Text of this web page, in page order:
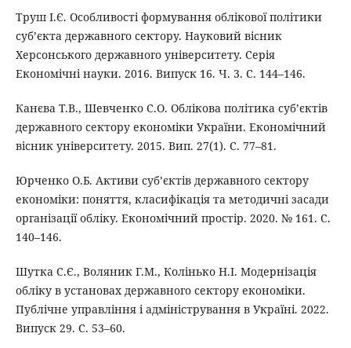
Труш І.Є. Особливості формування облікової політики
суб’єкта державного сектору. Науковий вісник
Херсонського державного університету. Серія
Економічні науки. 2016. Випуск 16. Ч. 3. С. 144–146.
Канєва Т.В., Шевченко С.О. Облікова політика суб’єктів
державного сектору економіки України. Економічний
вісник університету. 2015. Вип. 27(1). С. 77–81.
Юрченко О.Б. Активи суб’єктів державного сектору
економіки: поняття, класифікація та методичні засади
організації обліку. Економічний простір. 2020. № 161. С.
140–146.
Шутка С.Є., Воляник Г.М., Колінько Н.І. Модернізація
обліку в установах державного сектору економіки.
Публічне управління і адміністрування в Україні. 2022.
Випуск 29. С. 53–60.